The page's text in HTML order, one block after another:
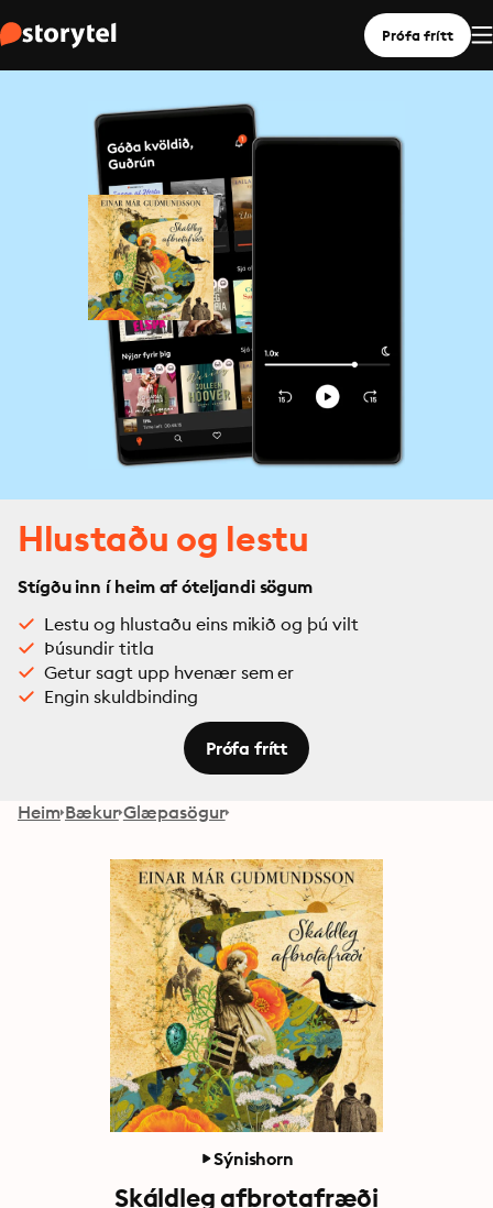
Prófa frítt
Hlustaðu og lestu
Stígðu inn í heim af óteljandi sögum
Lestu og hlustaðu eins mikið og þú vilt
Þúsundir titla
Getur sagt upp hvenær sem er
Engin skuldbinding
Prófa frítt
Heim Bækur Glæpasögur
Sýnishorn
Skáldleg afbrotafræði